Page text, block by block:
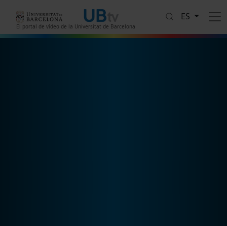
El portal de vídeo de la Universitat de Barcelona
ES